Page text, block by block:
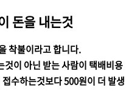
돈을 내는것
착불이라고 합니다.
이 아닌 받는 사람이 택배비용
수하는것보다 500원이 더 발생